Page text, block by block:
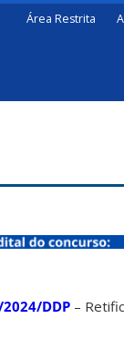
Área Restrita
DDP –